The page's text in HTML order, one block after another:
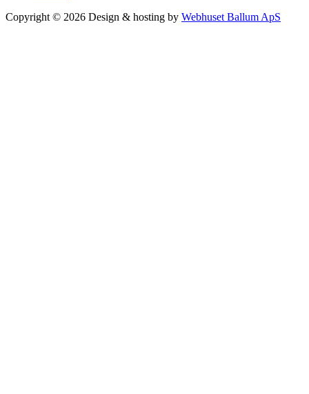
Copyright © 2026 Design & hosting by Webhuset Ballum ApS